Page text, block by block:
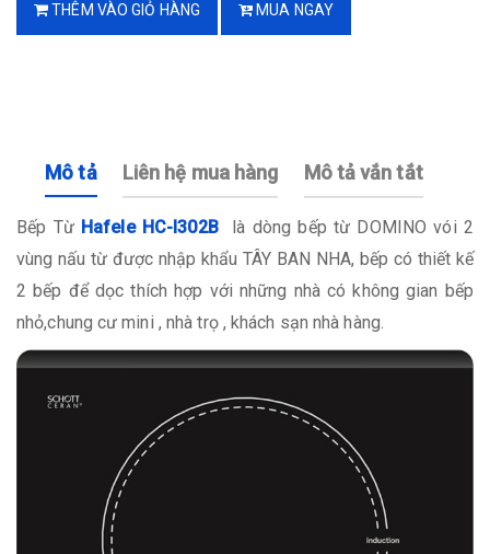
THÊM VÀO GIỎ HÀNG MUA NGAY
Mô tả Liên hệ mua hàng Mô tả vắn tắt
Bếp Từ Hafele HC-I302B
là dòng bếp từ DOMINO vói 2
vùng nấu từ được nhập khẩu TÂY BAN NHA, bếp có thiết kế
2 bếp để dọc thích hợp với những nhà có không gian bếp
nhỏ,chung cư mini , nhà trọ , khách sạn nhà hàng.